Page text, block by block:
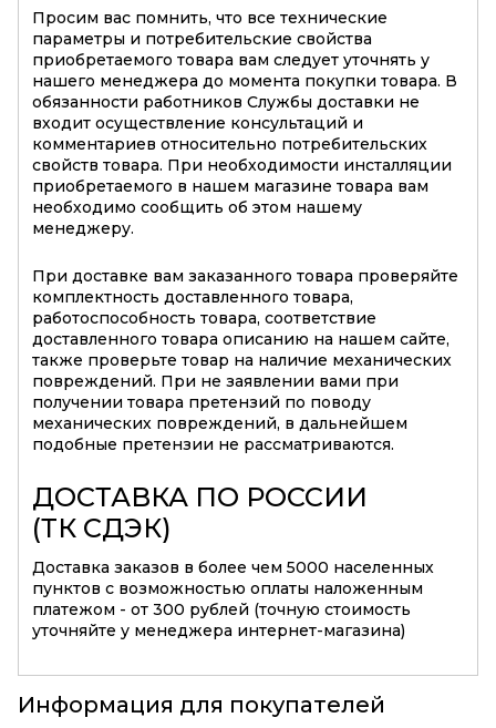
Просим вас помнить, что все технические
параметры и потребительские свойства
приобретаемого товара вам следует уточнять у
нашего менеджера до момента покупки товара. В
обязанности работников Службы доставки не
входит осуществление консультаций и
комментариев относительно потребительских
свойств товара. При необходимости инсталляции
приобретаемого в нашем магазине товара вам
необходимо сообщить об этом нашему
менеджеру.
При доставке вам заказанного товара проверяйте
комплектность доставленного товара,
работоспособность товара, соответствие
доставленного товара описанию на нашем сайте,
также проверьте товар на наличие механических
повреждений. При не заявлении вами при
получении товара претензий по поводу
механических повреждений, в дальнейшем
подобные претензии не рассматриваются.
ДОСТАВКА ПО РОССИИ
(ТК СДЭК)
Доставка заказов в более чем 5000 населенных
пунктов с возможностью оплаты наложенным
платежом - от 300 рублей (точную стоимость
уточняйте у менеджера интернет-магазина)
Информация для покупателей